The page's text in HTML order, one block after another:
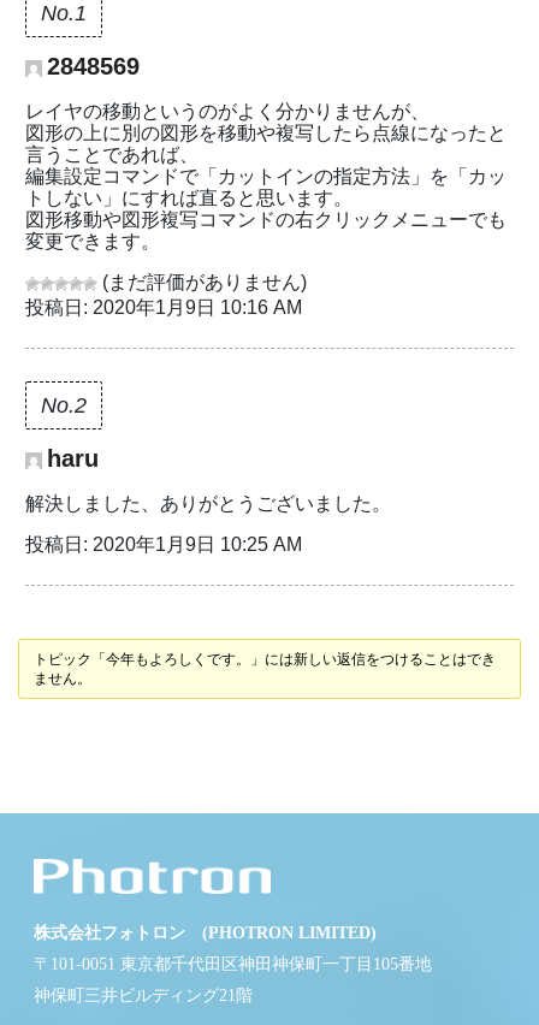
No.1
2848569
レイヤの移動というのがよく分かりませんが、
図形の上に別の図形を移動や複写したら点線になったと
言うことであれば、
編集設定コマンドで「カットインの指定方法」を「カッ
トしない」にすれば直ると思います。
図形移動や図形複写コマンドの右クリックメニューでも
変更できます。
(まだ評価がありません)
投稿日: 2020年1月9日 10:16 AM
No.2
haru
解決しました、ありがとうございました。
投稿日: 2020年1月9日 10:25 AM
トピック「今年もよろしくです。」には新しい返信をつけることはでき
ません。
株式会社フォトロン (PHOTRON LIMITED)
〒101-0051 東京都千代田区神田神保町一丁目105番地
神保町三井ビルディング21階